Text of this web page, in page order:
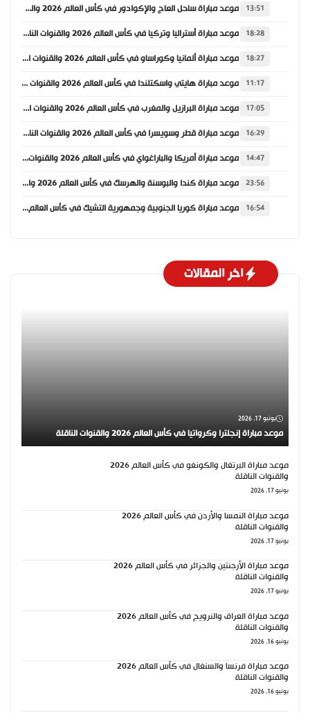
13:51 موعد مباراة ساحل العاج والإكوادور في كأس العالم 2026 والقنوات الناقلة
18:28 موعد مباراة أستراليا وتركيا في كأس العالم 2026 والقنوات الناقلة
18:27 موعد مباراة ألمانيا وكوراساو في كأس العالم 2026 والقنوات الناقلة
11:17 موعد مباراة هايتي واسكتلندا في كأس العالم 2026 والقنوات الناقلة
17:05 موعد مباراة البرازيل والمغرب في كأس العالم 2026 والقنوات الناقلة
16:29 موعد مباراة قطر وسويسرا في كأس العالم 2026 والقنوات الناقلة
14:47 موعد مباراة أمريكا والباراغواي في كأس العالم 2026 والقنوات الناقلة
23:56 موعد مباراة كندا والبوسنة والهرسك في كأس العالم 2026 والقنوات الناقلة
16:54 موعد مباراة كوريا الجنوبية وجمهورية التشيك في كأس العالم 2026 والقنوات الناقلة
اخر المقالات
يونيو 17, 2026
موعد مباراة إنجلترا وكرواتيا في كأس العالم 2026 والقنوات الناقلة
موعد مباراة البرتغال والكونغو في كأس العالم 2026
والقنوات الناقلة
يونيو 17, 2026
موعد مباراة النمسا والأردن في كأس العالم 2026
والقنوات الناقلة
يونيو 17, 2026
موعد مباراة الأرجنتين والجزائر في كأس العالم 2026
والقنوات الناقلة
يونيو 17, 2026
موعد مباراة العراق والنرويج في كأس العالم 2026
والقنوات الناقلة
يونيو 16, 2026
موعد مباراة فرنسا والسنغال في كأس العالم 2026
والقنوات الناقلة
يونيو 16, 2026